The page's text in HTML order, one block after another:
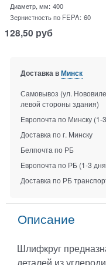
Диаметр, мм: 400
Зернистность по FEPA: 60
128,50 руб
Доставка вМинск
Самовывоз (ул.
левой стороны здания)
Европочта по Минску (1-
Доставка по г. Минску
Белпочта по РБ
Европочта по РБ (1-3
Доставка по РБ
Описание
Шлифкруг
деталей из